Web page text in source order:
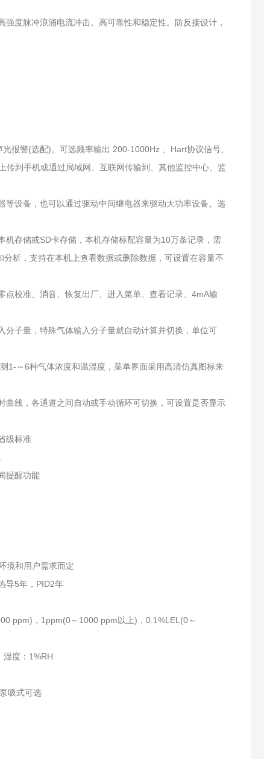
度脉冲浪涌电流冲击。高可靠性和稳定性。防反接设计，
报警(选配)。可选频率输出 200-1000Hz 、Hart协议信号、
到手机或通过局域网、互联网传输到、其他监控中心、监
设备，也可以通过驱动中间继电器来驱动大功率设备。选
存储或SD卡存储，本机存储标配容量为10万条记录，需
析，支持在本机上查看数据或删除数据，可设置在容量不
校准、消音、恢复出厂、进入菜单、查看记录、4mA输
子量，特殊气体输入分子量就自动计算并切换，单位可
1-～6种气体浓度和温湿度，菜单界面采用高清仿真图标来
线，各通道之间自动或手动循环可切换，可设置是否显示
级标准
提醒功能
境和用户需求而定
导5年，PID2年
ppm)，1ppm(0～1000 ppm以上)，0.1%LEL(0～
度：1%RH
吸式可选